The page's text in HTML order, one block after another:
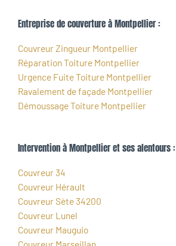
Entreprise de couverture à Montpellier :
Couvreur Zingueur Montpellier
Réparation Toiture Montpellier
Urgence Fuite Toiture Montpellier
Ravalement de façade Montpellier
Démoussage Toiture Montpellier
Intervention à Montpellier et ses alentours :
Couvreur 34
Couvreur Hérault
Couvreur Sète 34200
Couvreur Lunel
Couvreur Mauguio